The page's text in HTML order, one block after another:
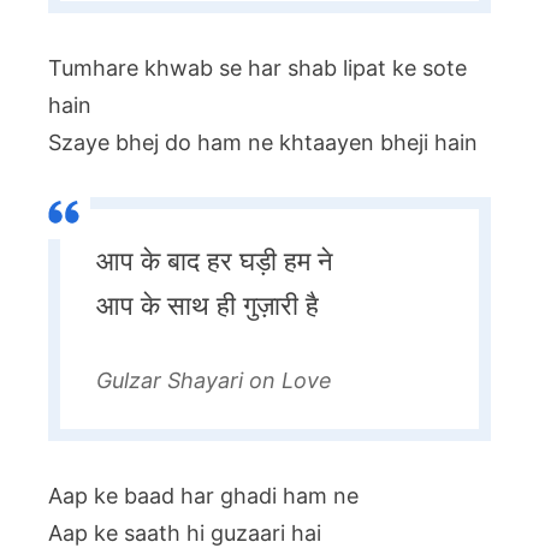
Tumhare khwab se har shab lipat ke sote
hain
Szaye bhej do ham ne khtaayen bheji hain
आप के बाद हर घड़ी हम ने
आप के साथ ही गुज़ारी है
Gulzar Shayari on Love
Aap ke baad har ghadi ham ne
Aap ke saath hi guzaari hai